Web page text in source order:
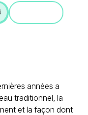
années a
traditionnel, la
et la façon dont